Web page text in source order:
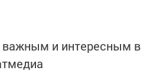
и интересным в